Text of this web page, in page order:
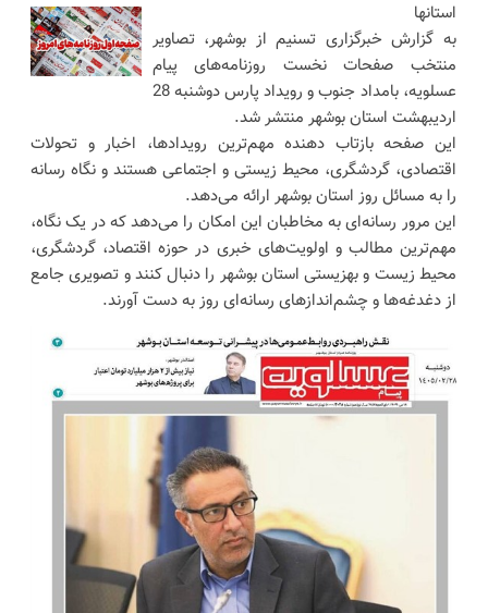
استانها
به گزارش خبرگزاری تسنیم از بوشهر، تصاویر
منتخب صفحات نخست روزنامه‌های پیام
عسلویه، بامداد جنوب و رویداد پارس دوشنبه 28
اردیبهشت استان بوشهر منتشر شد.
این صفحه بازتاب دهنده مهم‌ترین رویدادها، اخبار و تحولات
اقتصادی، گردشگری، محیط زیستی و اجتماعی هستند و نگاه رسانه
را به مسائل روز استان بوشهر ارائه می‌دهد.
این مرور رسانه‌ای به مخاطبان این امکان را می‌دهد که در یک نگاه،
مهم‌ترین مطالب و اولویت‌های خبری در حوزه اقتصاد، گردشگری،
محیط زیست و بهزیستی استان بوشهر را دنبال کنند و تصویری جامع
از دغدغه‌ها و چشم‌اندازهای رسانه‌ای روز به دست آورند.